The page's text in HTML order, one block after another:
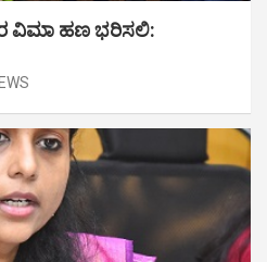
ವಿಮಾ ಹಣ ಭರಿಸಲಿ: